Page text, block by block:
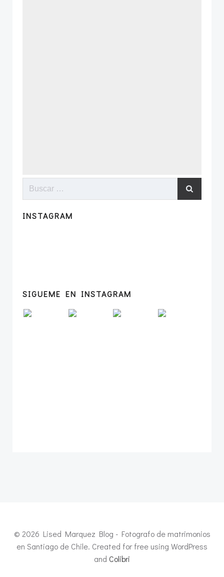
Buscar:
INSTAGRAM
SIGUEME EN INSTAGRAM
© 2026 Lised Marquez Blog - Fotografo de matrimonios
en Santiago de Chile. Created for free using WordPress
and Colibri